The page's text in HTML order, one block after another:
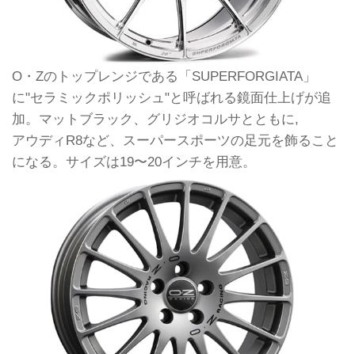
O・Zのトップレンジである「SUPERFORGIATA」
に"セラミックポリッシュ"と呼ばれる鏡面仕上げが追
加。マットブラック、グリジオコルサとともに,
アウディR8など、スーパースポーツの足元を飾ること
になる。サイズは19〜20インチを用意。